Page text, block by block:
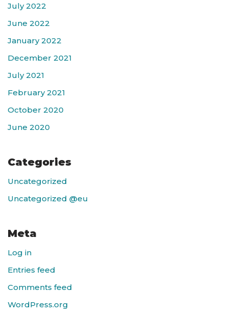
July 2022
June 2022
January 2022
December 2021
July 2021
February 2021
October 2020
June 2020
Categories
Uncategorized
Uncategorized @eu
Meta
Log in
Entries feed
Comments feed
WordPress.org